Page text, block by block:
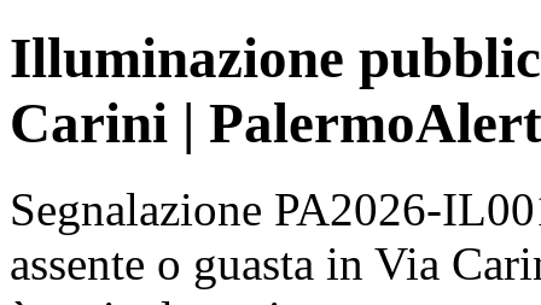
Illuminazione
Carini | PalermoAlert
Segnalazione PA2026-
assente o guasta in Via